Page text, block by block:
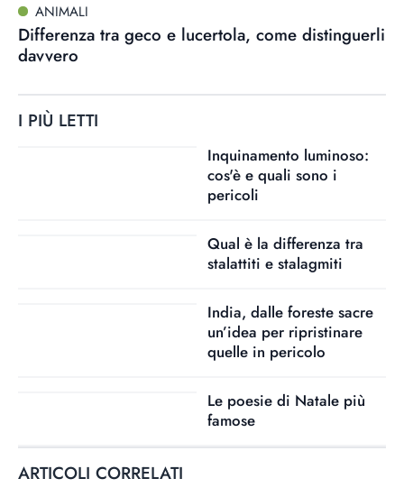
ANIMALI
Differenza tra geco e lucertola, come distinguerli
davvero
I PIÙ LETTI
Inquinamento luminoso:
cos'è e quali sono i
pericoli
Qual è la differenza tra
stalattiti e stalagmiti
India, dalle foreste sacre
un’idea per ripristinare
quelle in pericolo
Le poesie di Natale più
famose
ARTICOLI CORRELATI